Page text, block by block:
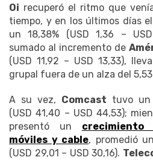
Oi recuperó el ritmo que
tiempo, y en los últimos días
un 18,38% (USD 1,36 –
sumado al incremento de
(USD 11,92 – USD 13,33),
grupal fuera de un alza del
A su vez, Comcast tuvo un
(USD 41,40 – USD 44,53);
presentó un
móviles y cable, promedió
(USD 29,01 – USD 30,16).